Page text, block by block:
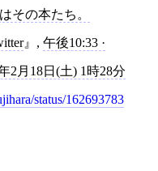
その本たち。
, 午後10:33 ·
2月18日(土) 1時28分
status/162693783